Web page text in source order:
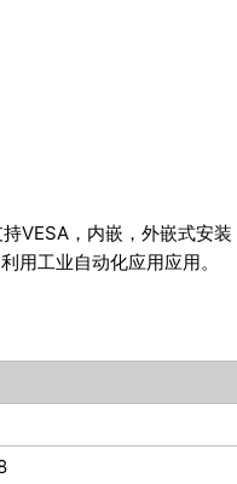
VESA，内嵌，外嵌式安
用工业自动化应用应用。